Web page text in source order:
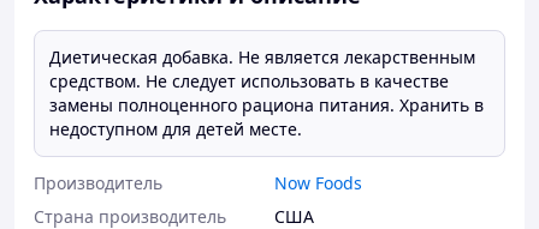
Диетическая добавка. Не является лекарственным
средством. Не следует использовать в качестве
замены полноценного рациона питания. Хранить в
недоступном для детей месте.
Производитель
Now Foods
Страна производитель
США